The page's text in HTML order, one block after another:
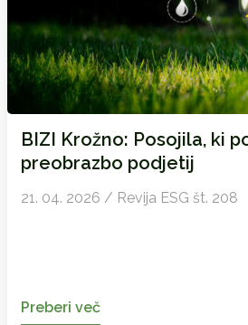
BIZI Krožno: Posojila, ki
preobrazbo podjetij
21. 04. 2026 / Revija ESG št. 208
Preberi več